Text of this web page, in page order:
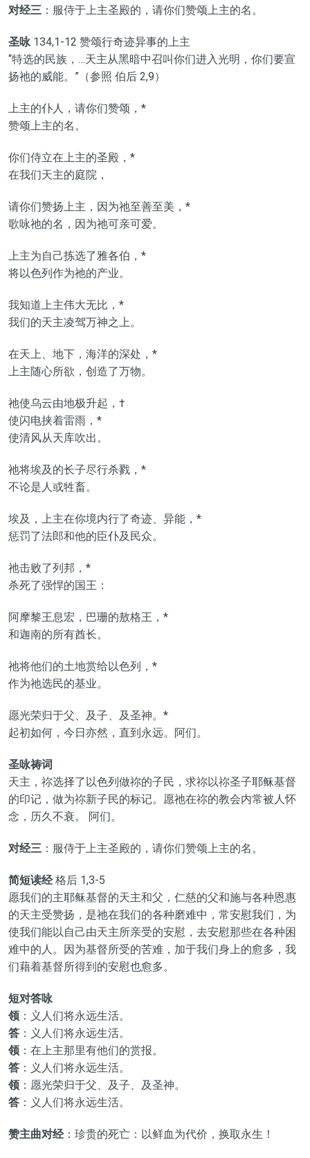
对经三 ：服侍于上主圣殿的，请你们赞颂上主的名。
圣咏 134,1-12 赞颂行奇迹异事的上主
“特选的民族，…天主从黑暗中召叫你们进入光明，你们要宣
扬祂的威能。”（参照 伯后 2,9）
上主的仆人，请你们赞颂，*
赞颂上主的名。
你们侍立在上主的圣殿，*
在我们天主的庭院，
请你们赞扬上主，因为祂至善至美，*
歌咏祂的名，因为祂可亲可爱。
上主为自己拣选了雅各伯，*
将以色列作为祂的产业。
我知道上主伟大无比，*
我们的天主凌驾万神之上。
在天上、地下，海洋的深处，*
上主随心所欲，创造了万物。
祂使乌云由地极升起，†
使闪电挟着雷雨，*
使清风从天库吹出。
祂将埃及的长子尽行杀戮，*
不论是人或牲畜。
埃及，上主在你境内行了奇迹、异能，*
惩罚了法郎和他的臣仆及民众。
祂击败了列邦，*
杀死了强悍的国王：
阿摩黎王息宏，巴珊的敖格王，*
和迦南的所有酋长。
祂将他们的土地赏给以色列，*
作为祂选民的基业。
愿光荣归于父、及子、及圣神。*
起初如何，今日亦然，直到永远。阿们。
圣咏祷词
天主，祢选择了以色列做祢的子民，求祢以祢圣子耶稣基督
的印记，做为祢新子民的标记。愿祂在祢的教会内常被人怀
念，历久不衰。 阿们。
对经三 ：服侍于上主圣殿的，请你们赞颂上主的名。
简短读经格后 1,3-5
愿我们的主耶稣基督的天主和父，仁慈的父和施与各种恩惠
的天主受赞扬，是祂在我们的各种磨难中，常安慰我们，为
使我们能以自己由天主所亲受的安慰，去安慰那些在各种困
难中的人。因为基督所受的苦难，加于我们身上的愈多，我
们藉着基督所得到的安慰也愈多。
短对答咏
领：义人们将永远生活。
答：义人们将永远生活。
领：在上主那里有他们的赏报。
答：义人们将永远生活。
领：愿光荣归于父、及子、及圣神。
答：义人们将永远生活。
赞主曲对经：珍贵的死亡：以鲜血为代价，换取永生！